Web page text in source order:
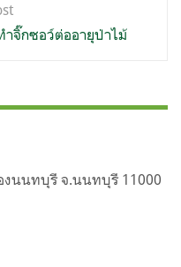
ำจิ๊กซอว์ต่ออายุป่าไม้
งนนทบุรี จ.นนทบุรี 11000